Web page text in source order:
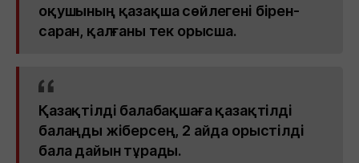
оқушының қазақша сөйлегені бірен-
саран, қалғаны тек орысша.
Қазақтілді балабақшаға қазақтілді
балаңды жіберсең, 2 айда орыстілді
бала дайын тұрады.